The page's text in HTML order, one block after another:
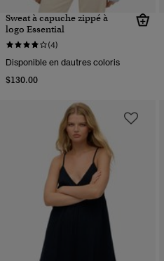
Sweat à capuche zippé à
logo Essential
(4)
Disponible en dautres coloris
$130.00